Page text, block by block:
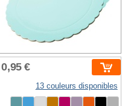
0,95 €
13 couleurs disponibles